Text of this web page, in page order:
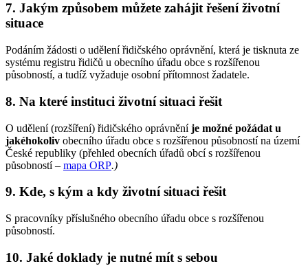
7. Jakým způsobem můžete zahájit řešení životní
situace
Podáním žádosti o udělení řidičského oprávnění, která je tisknuta ze
systému registru řidičů u obecního úřadu obce s rozšířenou
působností, a tudíž vyžaduje osobní přítomnost žadatele.
8. Na které instituci životní situaci řešit
O udělení (rozšíření) řidičského oprávněníje možné požádat u
jakéhokoliv obecního úřadu obce s rozšířenou působností na území
České republiky (přehled obecních úřadů obcí s rozšířenou
působností – mapa ORP.)
9. Kde, s kým a kdy životní situaci řešit
S pracovníky příslušného obecního úřadu obce s rozšířenou
působností.
10. Jaké doklady je nutné mít s sebou